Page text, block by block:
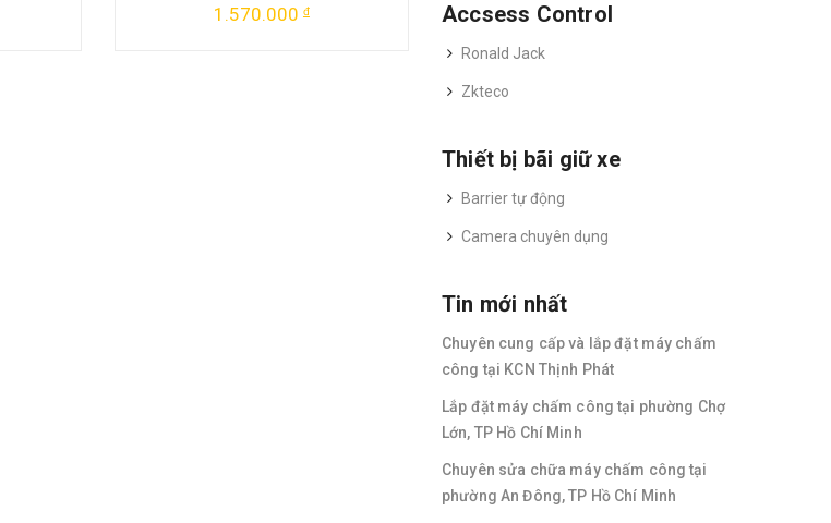
1.570.000 đ Accsess Control
Ronald Jack
Zkteco
Thiết bị bãi giữ xe
Barrier tự động
Camera chuyên dụng
Tin mới nhất
Chuyên cung cấp và lắp đặt máy chấm
công tại KCN Thịnh Phát
Lắp đặt máy chấm công tại phường Chợ
Lớn, TP Hồ Chí Minh
Chuyên sửa chữa máy chấm công tại
phường An Đông, TP Hồ Chí Minh